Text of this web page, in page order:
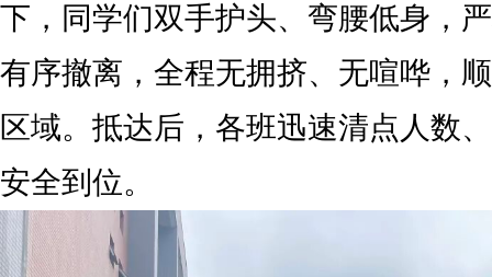
下，同学们双手护头、弯腰低身，
有序撤离，全程无拥挤、无喧哗，
区域。抵达后，各班迅速清点人数
安全到位。